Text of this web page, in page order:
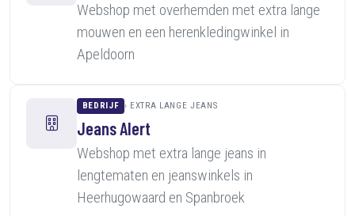
Webshop met overhemden met extra lange
mouwen en een herenkledingwinkel in
Apeldoorn
BEDRIJF EXTRA LANGE JEANS
Jeans Alert
Webshop met extra lange jeans in
lengtematen en jeanswinkels in
Heerhugowaard en Spanbroek